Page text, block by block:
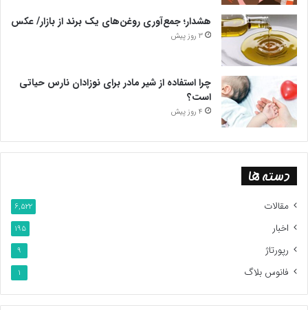
هشدار؛ جمع‌آوری روغن‌های یک برند از بازار/ عکس
3 روز پیش
چرا استفاده از شیر مادر برای نوزادان نارس حیاتی
است؟
4 روز پیش
دسته ها
مقالات 6,522
اخبار 195
رپورتاژ 9
فانوس بلاگ 1